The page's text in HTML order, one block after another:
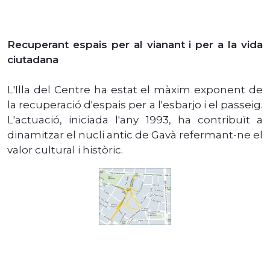
Recuperant espais per al vianant i per a la vida
ciutadana
L'Illa del Centre ha estat el màxim exponent de
la recuperació d'espais per a l'esbarjo i el passeig.
L'actuació, iniciada l'any 1993, ha contribuït a
dinamitzar el nucli antic de Gavà refermant-ne el
valor cultural i històric.